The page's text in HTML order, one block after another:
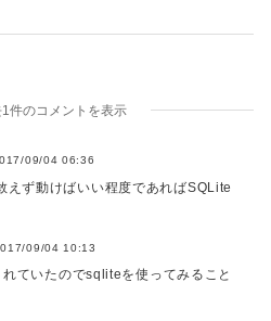
件のコメントを表示
09/04 06:36
えず動けばいい程度であればSQLite
09/04 10:13
ていたのでsqliteを使ってみること